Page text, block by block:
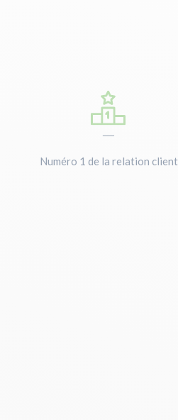
—
Numéro 1 de la relation client